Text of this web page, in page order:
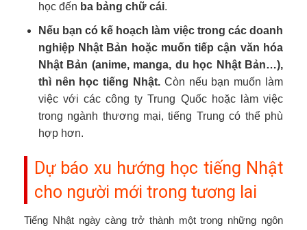
học đến ba bảng chữ cái.
Nếu bạn có kế hoạch làm việc trong các doanh
nghiệp Nhật Bản hoặc muốn tiếp cận văn hóa
Nhật Bản (anime, manga, du học Nhật Bản…),
thì nên học tiếng Nhật. Còn nếu bạn muốn làm
việc với các công ty Trung Quốc hoặc làm việc
trong ngành thương mại, tiếng Trung có thể phù
hợp hơn.
Dự báo xu hướng học tiếng Nhật
cho người mới trong tương lai
Tiếng Nhật ngày càng trở thành một trong những ngôn